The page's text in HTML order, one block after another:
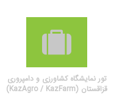
تور نمایشگاه کشاورزی و دامپروری
قزاقستان (KazAgro / KazFarm)